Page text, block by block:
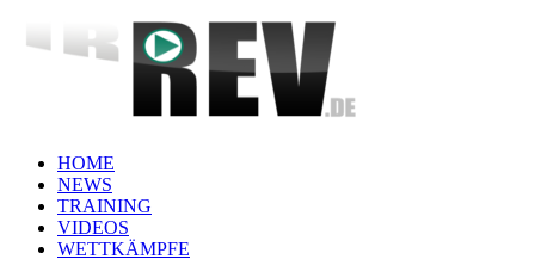
HOME
NEWS
TRAINING
VIDEOS
WETTKÄMPFE